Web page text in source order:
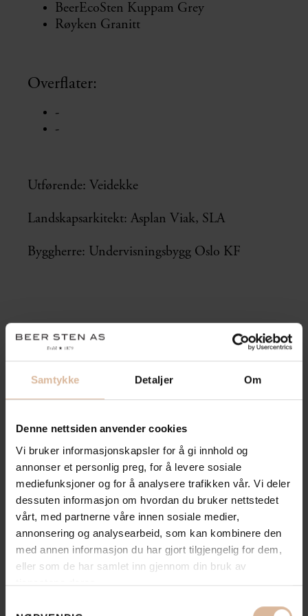
Samtykke Detaljer Om
Denne nettsiden anvender cookies
Vi bruker informasjonskapsler for å gi innhold og
annonser et personlig preg, for å levere sosiale
mediefunksjoner og for å analysere trafikken vår. Vi deler
dessuten informasjon om hvordan du bruker nettstedet
vårt, med partnerne våre innen sosiale medier,
annonsering og analysearbeid, som kan kombinere den
med annen informasjon du har gjort tilgjengelig for dem,
eller som de har samlet inn gjennom din bruk av
tjenestene deres.
BeerEcoSten Kuppam Grey
Røyken Granitt
Overflater:
-
-
Utførende: Veidekke
Landskapsarkitekt: Asplan Viak, SLA
Byggherre: Undervisningsbygg Oslo KF